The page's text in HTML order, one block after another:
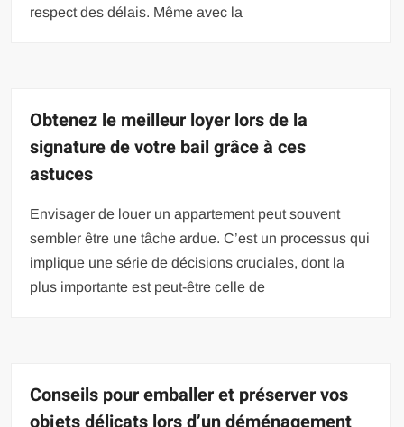
respect des délais. Même avec la
Obtenez le meilleur loyer lors de la
signature de votre bail grâce à ces
astuces
Envisager de louer un appartement peut souvent
sembler être une tâche ardue. C’est un processus qui
implique une série de décisions cruciales, dont la
plus importante est peut-être celle de
Conseils pour emballer et préserver vos
objets délicats lors d’un déménagement